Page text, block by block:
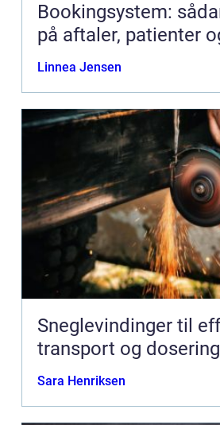
Bookingsystem:
på aftaler, patienter
Linnea Jensen
Sneglevindinger til
transport og
Sara Henriksen